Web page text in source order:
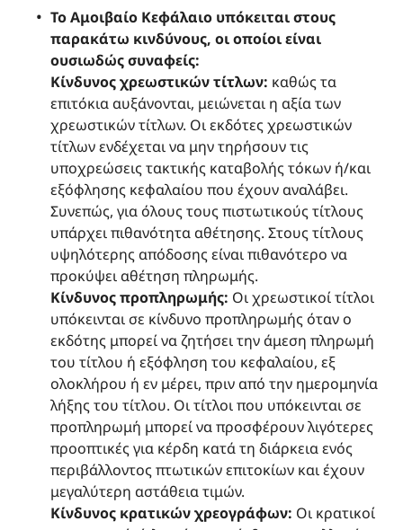
Το Αμοιβαίο Κεφάλαιο υπόκειται στους
παρακάτω κινδύνους, οι οποίοι είναι
ουσιωδώς συναφείς:
Κίνδυνος χρεωστικών τίτλων: καθώς τα
επιτόκια αυξάνονται, μειώνεται η αξία των
χρεωστικών τίτλων. Οι εκδότες χρεωστικών
τίτλων ενδέχεται να μην τηρήσουν τις
υποχρεώσεις τακτικής καταβολής τόκων ή/και
εξόφλησης κεφαλαίου που έχουν αναλάβει.
Συνεπώς, για όλους τους πιστωτικούς τίτλους
υπάρχει πιθανότητα αθέτησης. Στους τίτλους
υψηλότερης απόδοσης είναι πιθανότερο να
προκύψει αθέτηση πληρωμής.
Κίνδυνος προπληρωμής: Οι χρεωστικοί τίτλοι
υπόκεινται σε κίνδυνο προπληρωμής όταν ο
εκδότης μπορεί να ζητήσει την άμεση πληρωμή
του τίτλου ή εξόφληση του κεφαλαίου, εξ
ολοκλήρου ή εν μέρει, πριν από την ημερομηνία
λήξης του τίτλου. Οι τίτλοι που υπόκεινται σε
προπληρωμή μπορεί να προσφέρουν λιγότερες
προοπτικές για κέρδη κατά τη διάρκεια ενός
περιβάλλοντος πτωτικών επιτοκίων και έχουν
μεγαλύτερη αστάθεια τιμών.
Κίνδυνος κρατικών χρεογράφων: Οι κρατικοί